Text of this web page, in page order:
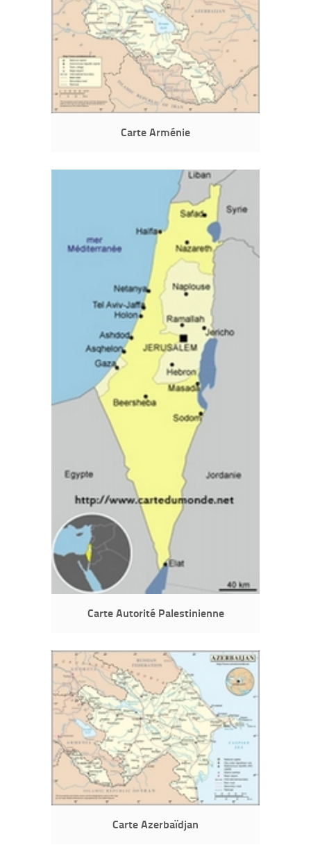
Carte Arménie
Carte Autorité Palestinienne
Carte Azerbaïdjan